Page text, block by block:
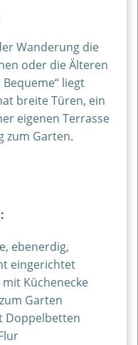
Wanderung die
oder die Älteren
liegt
breite Türen, ein
eigenen Terrasse
zum Garten.
ebenerdig,
eingerichtet
Küchenecke
Garten
Doppelbetten